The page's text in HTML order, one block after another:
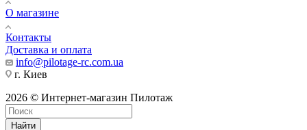
О магазине
Контакты
Доставка и оплата
info@pilotage-rc.com.ua
г. Киев
2026 © Интернет-магазин Пилотаж
Найти